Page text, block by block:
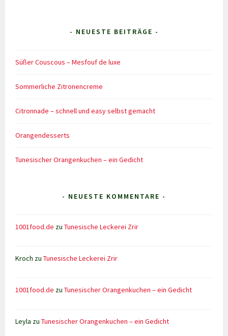
- NEUESTE BEITRÄGE -
Süßer Couscous – Mesfouf de luxe
Sommerliche Zitronencreme
Citronnade – schnell und easy selbst gemacht
Orangendesserts
Tunesischer Orangenkuchen – ein Gedicht
- NEUESTE KOMMENTARE -
1001food.de zuTunesische Leckerei Zrir
Kroch zuTunesische Leckerei Zrir
1001food.de zuTunesischer Orangenkuchen – ein Gedicht
Leyla zuTunesischer Orangenkuchen – ein Gedicht